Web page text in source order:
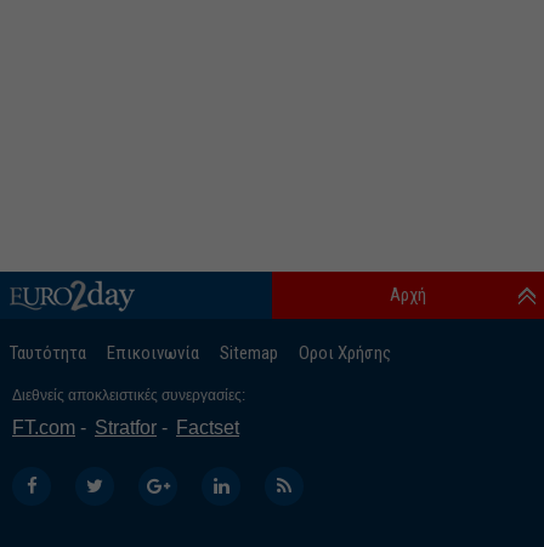
Ταυτότητα Επικοινωνία Sitemap Οροι Χρήσης
Αρχή
Διεθνείς αποκλειστικές συνεργασίες:
FT.com Stratfor Factset